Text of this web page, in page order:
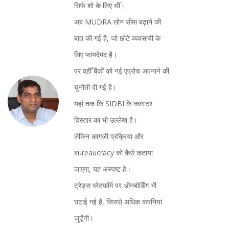
सिर्फ शो के लिए थीं।
अब MUDRA लोन सीमा बढ़ाने की
बात की गई है, जो छोटे व्यवसायी के
लिए फायदेमंद है।
पर वहीँ बैंकों को नई एप्रोच अपनाने की
चुनौती दी गई है।
यहां तक कि SIDBI के क्लस्टर
विस्तार का भी उल्लेख है।
लेकिन कागज़ी प्रक्रिया और
बureaucracy को कैसे कटाया
जाएगा, यह अस्पष्ट है।
ट्रेड्स प्लेटफ़ॉर्म पर ऑनबोर्डिंग भी
घटाई गई है, जिससे अधिक कंपनियां
जुड़ेंगी।